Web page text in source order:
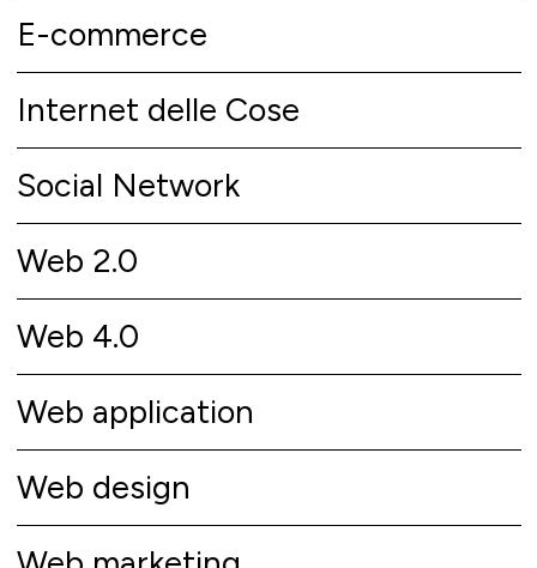
E-commerce
Internet delle Cose
Social Network
Web 2.0
Web 4.0
Web application
Web design